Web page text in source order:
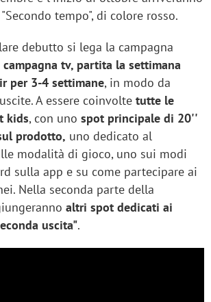
tempo", di colore rosso.
debutto si lega la campagna
campagna tv, partita la settimana
per 3-4 settimane, in modo da
A essere coinvolte tutte le
kids, con uno spot principale di 20''
prodotto, uno dedicato al
modalità di gioco, uno sui modi
sulla app e su come partecipare ai
Nella seconda parte della
altri spot dedicati ai
uscita".